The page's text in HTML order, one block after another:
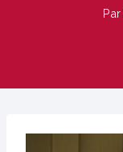
Par